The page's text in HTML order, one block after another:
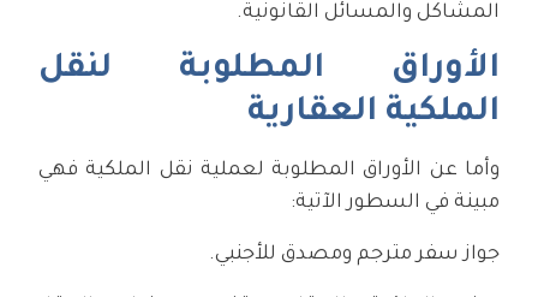
المشاكل والمسائل القانونية.
الأوراق المطلوبة لنقل
الملكية العقارية
وأما عن الأوراق المطلوبة لعملية نقل الملكية فهي
مبينة في السطور الآتية:
جواز سفر مترجم ومصدق للأجنبي.